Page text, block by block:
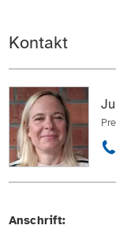
Kontakt
Anschrift: